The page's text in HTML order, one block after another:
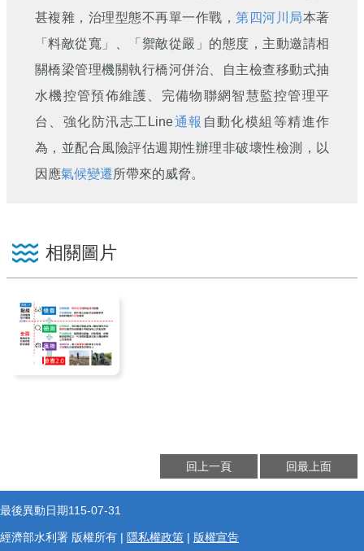
甚複雜，治理型態不再單一作戰，第四河川局本著
「料敵從寬」、「禦敵從嚴」的態度，主動邀請相
關橋梁管理機關執行橋河併治、自主檢查移動式抽
水機控管預佈維護、完備物聯網智慧監控管理平
台、強化防汛志工Line通報 自動化模組等精進作
為，並配合風險評估週期性辦理非破壞性檢測，以
因應氣候變遷所帶來的威脅。
相關圖片
回上一頁 回最上面
最後異動日期115-07-31
經濟部水利署 版權所有 | 隱私權政策 | 版權宣告